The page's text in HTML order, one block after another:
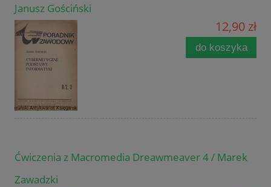
Janusz Gościński
12,90 zł
do koszyka
Ćwiczenia z Macromedia Dreawmeaver 4 / Marek
Zawadzki